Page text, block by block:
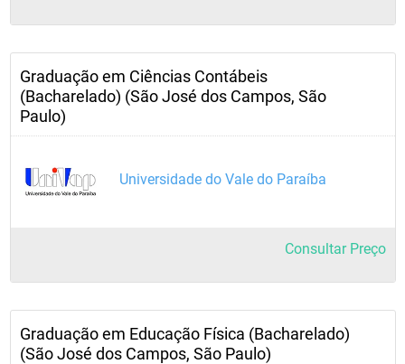
Graduação em Ciências Contábeis
(Bacharelado) (São José dos Campos, São
Paulo)
Universidade do Vale do Paraíba
Consultar Preço
Graduação em Educação Física (Bacharelado)
(São José dos Campos, São Paulo)